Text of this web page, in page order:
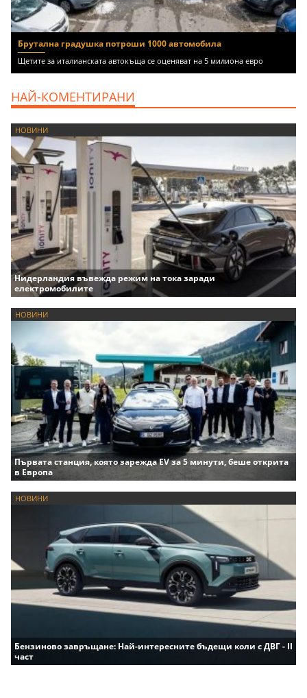
Брутална градушка потроши 1000 автомобила
Щетите за италианската автокъща се оценяват на 5 милиона евро
НАЙ-КОМЕНТИРАНИ
НОВИНИ
Нидерландия въвежда режим на тока заради
електромобилите
НОВИНИ
Първата станция, която зарежда EV за 5 минути, беше открита
в Европа
НОВИНИ
Бензиново завръщане: Най-интересните бъдещи коли с ДВГ - II
част